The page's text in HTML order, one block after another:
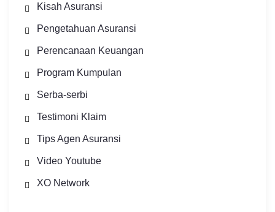
Kisah Asuransi
Pengetahuan Asuransi
Perencanaan Keuangan
Program Kumpulan
Serba-serbi
Testimoni Klaim
Tips Agen Asuransi
Video Youtube
XO Network